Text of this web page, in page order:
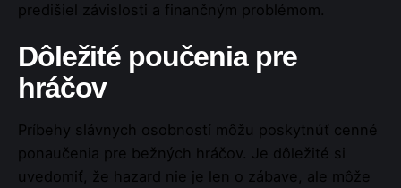
predišiel závislosti a finančným problémom.
Dôležité poučenia pre
hráčov
Príbehy slávnych osobností môžu poskytnúť cenné
ponaučenia pre bežných hráčov. Je dôležité si
uvedomiť, že hazard nie je len o zábave, ale môže